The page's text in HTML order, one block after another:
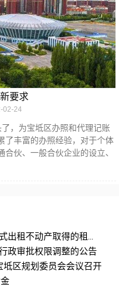
要求
02-24
，为宝坻区办照和代理记账
了丰富的办照经验，对于个体
伙、一般合伙企业的设立、
出租不动产取得的租...
政审批权限调整的公告
区规划委员会会议召开